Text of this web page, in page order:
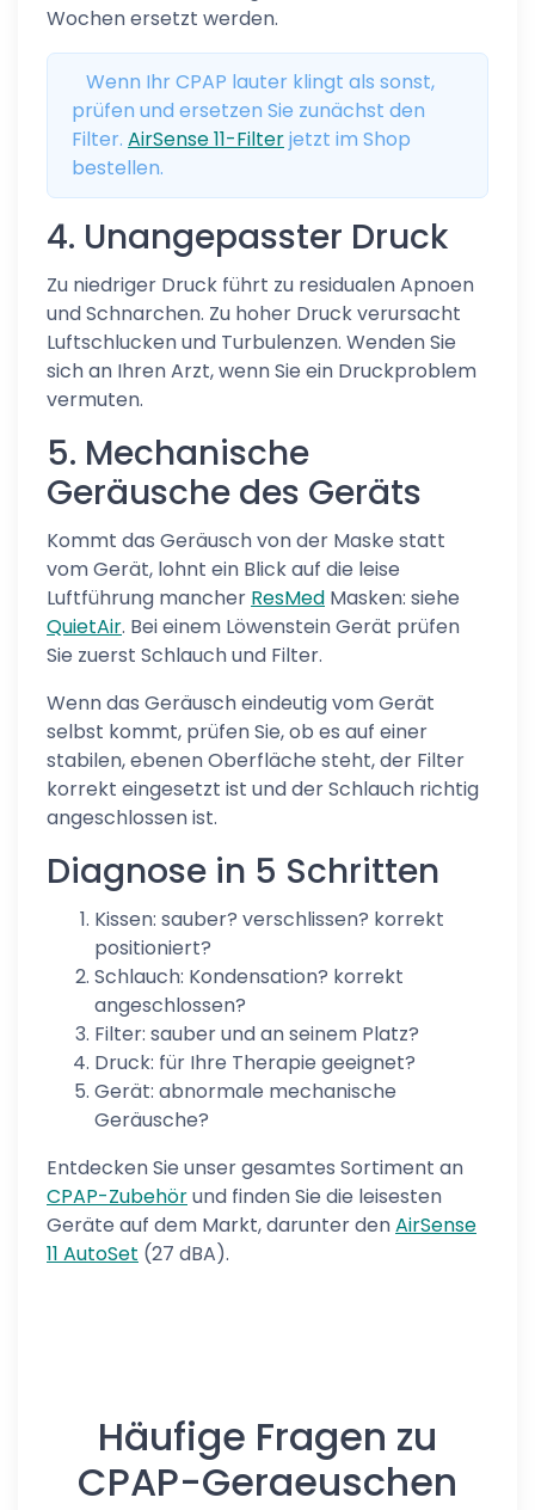
Wochen ersetzt werden.
Wenn Ihr CPAP lauter klingt als sonst,
prüfen und ersetzen Sie zunächst den
Filter. AirSense 11-Filterjetzt im Shop
bestellen.
4. Unangepasster Druck
Zu niedriger Druck führt zu residualen Apnoen
und Schnarchen. Zu hoher Druck verursacht
Luftschlucken und Turbulenzen. Wenden Sie
sich an Ihren Arzt, wenn Sie ein Druckproblem
vermuten.
5. Mechanische
Geräusche des Geräts
Kommt das Geräusch von der Maske statt
vom Gerät, lohnt ein Blick auf die leise
Luftführung mancher ResMed Masken: siehe
QuietAir. Bei einem Löwenstein Gerät prüfen
Sie zuerst Schlauch und Filter.
Wenn das Geräusch eindeutig vom Gerät
selbst kommt, prüfen Sie, ob es auf einer
stabilen, ebenen Oberfläche steht, der Filter
korrekt eingesetzt ist und der Schlauch richtig
angeschlossen ist.
Diagnose in 5 Schritten
Kissen: sauber? verschlissen? korrekt
positioniert?
Schlauch: Kondensation? korrekt
angeschlossen?
Filter: sauber und an seinem Platz?
Druck: für Ihre Therapie geeignet?
Gerät: abnormale mechanische
Geräusche?
Entdecken Sie unser gesamtes Sortiment an
CPAP-Zubehörund finden Sie die leisesten
Geräte auf dem Markt, darunter denAirSense
11 AutoSet (27 dBA).
Häufige Fragen zu
CPAP-Geraeuschen